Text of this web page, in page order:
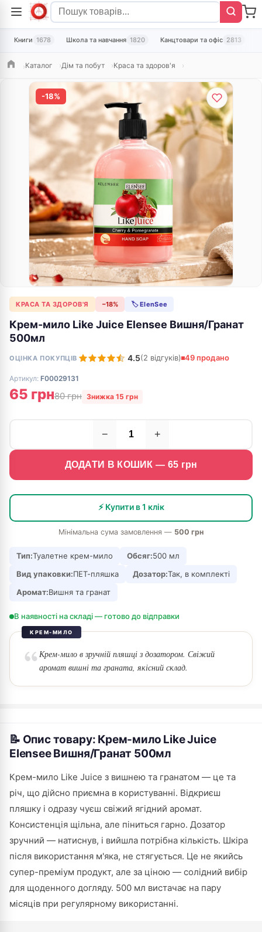
Книги 1678 Школа та навчання 1820 Канцтовари та офіс 2813
ГоловнаКаталог Дім та побут Краса та здоров'я
-18%
КРАСА ТА ЗДОРОВ'Я −18% 🏷 ElenSee
Крем-мило Like Juice Elensee Вишня/Гранат
500мл
ОЦІНКА ПОКУПЦІВ 4.5(2 відгуків) 49 продано
Артикул: F00029131
65 грн80 грн Знижка 15 грн
− +
ДОДАТИ В КОШИК — 65 грн
⚡ Купити в 1 клік
Мінімальна сума замовлення — 500 грн
Тип:Туалетне крем-мило Обсяг:500 мл
Вид упаковки:ПЕТ-пляшка Дозатор:Так, в комплекті
Аромат:Вишня та гранат
В наявності на складі — готово до відправки
КРЕМ-МИЛО
Крем-мило в зручній пляшці з дозатором. Свіжий
аромат вишні та граната, якісний склад.
📝 Опис товару: Крем-мило Like Juice
Elensee Вишня/Гранат 500мл
Крем-мило Like Juice з вишнею та гранатом — це та
річ, що дійсно приємна в користуванні. Відкриєш
пляшку і одразу чуєш свіжий ягідний аромат.
Консистенція щільна, але піниться гарно. Дозатор
зручний — натиснув, і вийшла потрібна кількість. Шкіра
після використання м'яка, не стягується. Це не якийсь
супер-преміум продукт, але за ціною — солідний вибір
для щоденного догляду. 500 мл вистачає на пару
місяців при регулярному використанні.